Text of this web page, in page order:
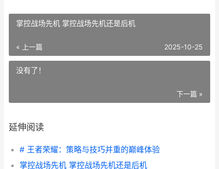
掌控战场先机 掌控战场先机还是后机
« 上一篇 2025-10-25
没有了！
下一篇 »
延伸阅读
# 王者荣耀：策略与技巧并重的巅峰体验
掌控战场先机 掌控战场先机还是后机